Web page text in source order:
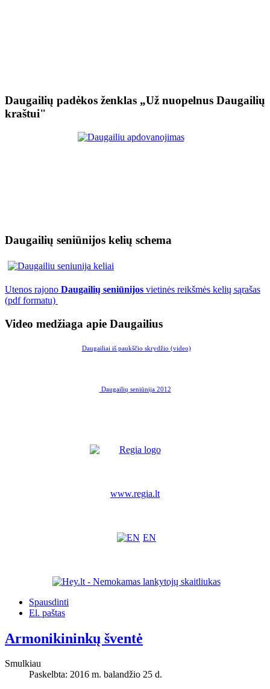
Daugailių padėkos ženklas „Už nuopelnus Daugailių
kraštui"
Daugailių seniūnijos kelių schema
Utenos rajono Daugailių seniūnijos vietinės reikšmės kelių sąrašas
(pdf formatu)
Video medžiaga apie Daugailius
Daugailiai iš paukščio skrydžio (video)
Daugailių seniūnija 2012
www.regia.lt
EN
Spausdinti
El. paštas
Armonikininkų šventė
Smulkiau
Paskelbta: 2016 m. balandžio 25 d.